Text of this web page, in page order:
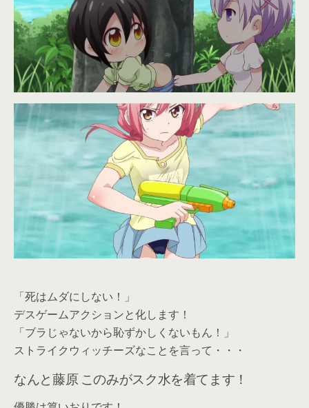
「死はムダにしない！」
デスゲームアクションと化します！
「ブラじゃないから恥ずかしくないもん！」
ストライクウィッチーズなことを言って・・・
なんと藤原 このみがスク水を着てます！